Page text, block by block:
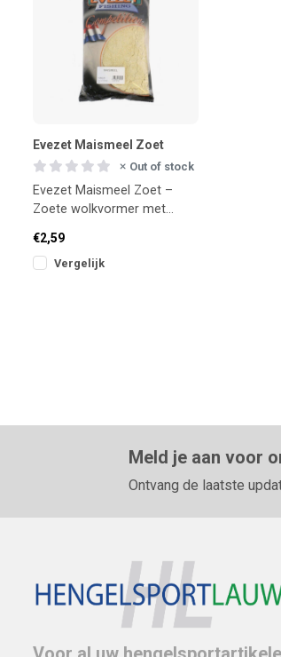
Evezet Maismeel Zoet
Out of stock
Evezet Maismeel Zoet –
Zoete wolkvormer met
€2,59
Vergelijk
Meld je aan voor
Ontvang de laatste